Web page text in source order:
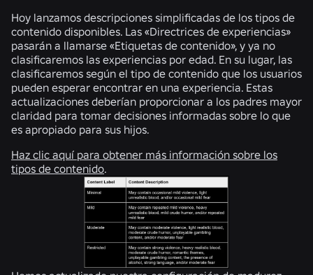
Hoy lanzamos descripciones simplificadas de los tipos de
contenido disponibles. Las «Directrices de experiencias»
pasarán a llamarse «Etiquetas de contenido», y ya no
clasificaremos las experiencias por edad. En su lugar, las
clasificaremos según el tipo de contenido que los usuarios
pueden esperar encontrar en una experiencia. Estas
actualizaciones deberían proporcionar a los padres mayor
claridad para tomar decisiones informadas sobre lo que
es apropiado para sus hijos.
Haz clic aquí para obtener más información sobre los
tipos de contenido.